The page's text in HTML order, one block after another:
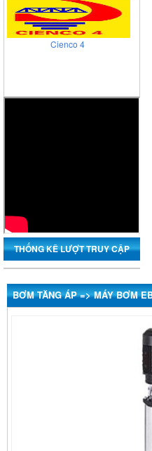
Cienco 4
THỐNG KÊ LƯỢT TRUY CẬP
BƠM TĂNG ÁP => MÁY BƠM